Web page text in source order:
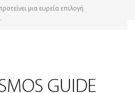
μια ευρεία επιλογή